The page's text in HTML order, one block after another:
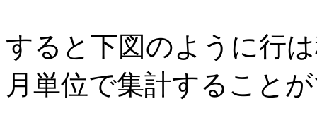
すると下図のように行
月単位で集計すること